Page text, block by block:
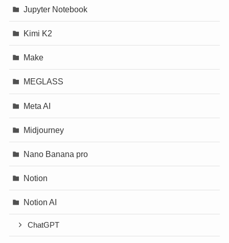
Jupyter Notebook
Kimi K2
Make
MEGLASS
Meta AI
Midjourney
Nano Banana pro
Notion
Notion AI
ChatGPT